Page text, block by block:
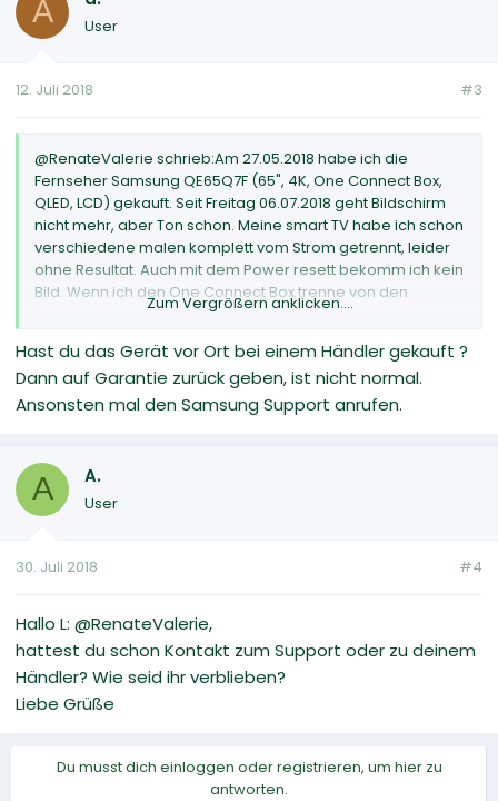
A User
12. Juli 2018 #3
@RenateValerie schrieb:Am 27.05.2018 habe ich die
Fernseher Samsung QE65Q7F (65", 4K, One Connect Box,
QLED, LCD) gekauft. Seit Freitag 06.07.2018 geht Bildschirm
nicht mehr, aber Ton schon. Meine smart TV habe ich schon
verschiedene malen komplett vom Strom getrennt, leider
ohne Resultat. Auch mit dem Power resett bekomm ich kein
Bild. Wenn ich den One Connect Box trenne von den
Fernsehern bekomme ich schon im Bild, dass ich die Kabel
schwarz.
Zum Vergrößern anklicken....
Hast du das Gerät vor Ort bei einem Händler gekauft ?
Dann auf Garantie zurück geben, ist nicht normal.
Ansonsten mal den Samsung Support anrufen.
A A.
User
30. Juli 2018 #4
Hallo L: @RenateValerie,
hattest du schon Kontakt zum Support oder zu deinem
Händler? Wie seid ihr verblieben?
Liebe Grüße
Du musst dich einloggen oder registrieren, um hier zu
antworten.